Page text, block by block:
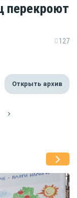
перекроют
127
Открыть архив